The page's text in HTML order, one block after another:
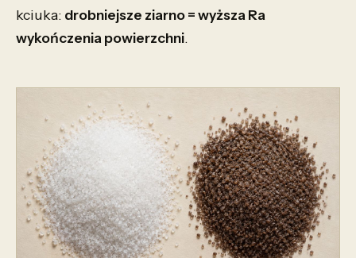
kciuka: drobniejsze ziarno = wyższa Ra
wykończenia powierzchni.